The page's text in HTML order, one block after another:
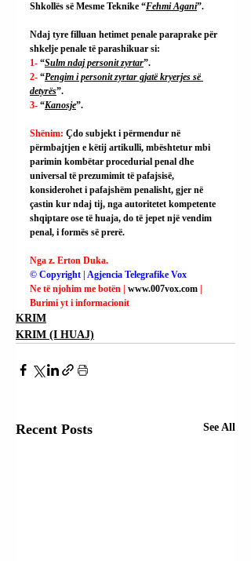
Shkollës së Mesme Teknike “Fehmi Agani”.
Ndaj tyre filluan hetimet penale paraprake për
shkelje penale të parashikuar si:
1- “Sulm ndaj personit zyrtar”.
2- “Pengim i personit zyrtar gjatë kryerjes së
detyrës”.
3- “Kanosje”.
Shënim: Çdo subjekt i përmendur në
përmbajtjen e këtij artikulli, mbështetur mbi
parimin kombëtar procedurial penal dhe
universal të prezumimit të pafajsisë,
konsiderohet i pafajshëm penalisht, gjer në
çastin kur ndaj tij, nga autoritetet kompetente
shqiptare ose të huaja, do të jepet një vendim
penal, i formës së prerë.
Nga z. Erton Duka.
© Copyright | Agjencia Telegrafike Vox
Ne të njohim me botën | www.007vox.com
Burimi yt i informacionit
KRIM
KRIM (I HUAJ)
Recent Posts See All